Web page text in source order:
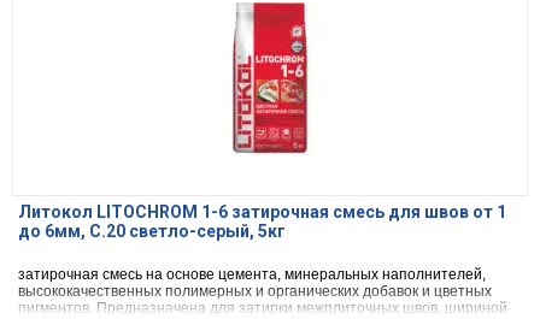
Литокол LITOCHROM 1-6 затирочная смесь для швов от 1
до 6мм, C.20 светло-серый, 5кг
затирочная смесь на основе цемента, минеральных наполнителей,
высококачественных полимерных и органических добавок и цветных
пигментов. Предназначена для затирки межплиточных швов, шириной